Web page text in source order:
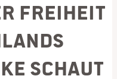
Freiheit
schaut